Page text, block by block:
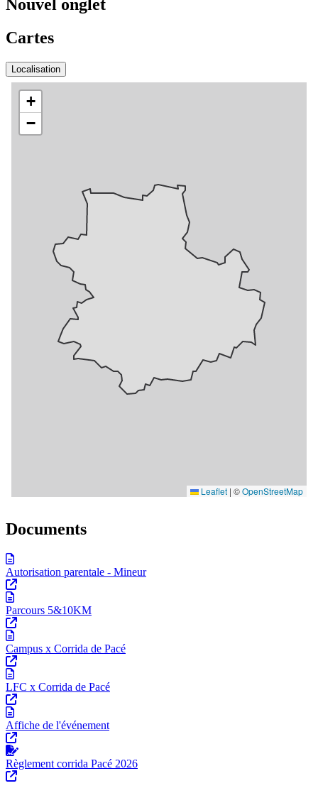
Nouvel onglet
Cartes
Localisation
Documents
Autorisation parentale - Mineur
Parcours 5&10KM
Campus x Corrida de Pacé
LFC x Corrida de Pacé
Affiche de l'événement
Règlement corrida Pacé 2026